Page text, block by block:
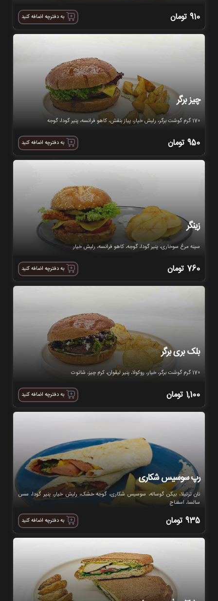
910 تومان به دفترچه اضافه کنید
چیز برگر
170 گرم گوشت برگر، رلیش خیار، پیاز بنفش، کاهو فرانسه، پنیر گودا، گوجه
950 تومان به دفترچه اضافه کنید
زینگر
سینه مرغ سوخاری، پنیر گودا، گوجه، کاهو فرانسه، رلیش خیار
760 تومان به دفترچه اضافه کنید
بلک بری برگر
170 گرم گوشت برگر، خیار، روکولا، پنیر لیقوان، کرم چیز، شاتوت
1,100 تومان به دفترچه اضافه کنید
رپ سوسیس شکاری
نان ترتیلا، بیکن گوساله، سوسیس شکاری، گوجه خشک، رلیش خیار، پنیر گودا، سس
سالسا، اسفناج
935 تومان به دفترچه اضافه کنید